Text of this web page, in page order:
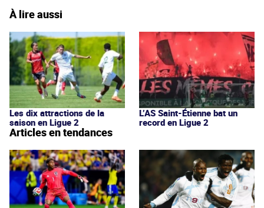
À lire aussi
Les dix attractions de la
saison en Ligue 2
L’AS Saint-Étienne bat un
record en Ligue 2
Articles en tendances